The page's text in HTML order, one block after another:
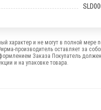
характер и не могут в полной мере
производитель оставляет за
Заказа Покупатель
и на упаковке товара.